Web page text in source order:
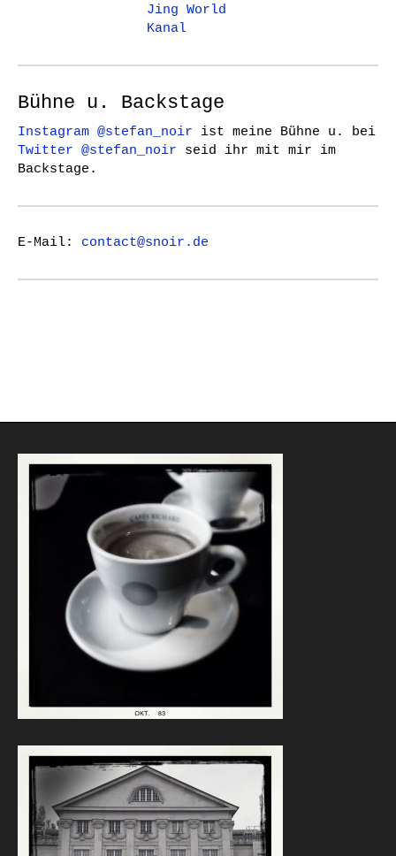
Jing World
Kanal
Bühne u. Backstage
Instagram @stefan_noir ist meine Bühne u. bei
Twitter @stefan_noir seid ihr mit mir im
Backstage.
E-Mail: contact@snoir.de